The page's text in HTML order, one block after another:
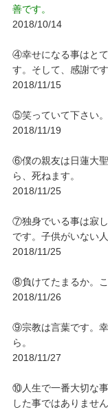
善です。
2018/10/14
④幸せになる事はと
す。そして、感謝です
2018/11/15
⑤笑っていて下さい。
2018/11/19
⑥僕の親友は日蓮大
ら、死ねます。
2018/11/25
⑦独身でいる事は寂
です。子供がいない
2018/11/25
⑧負けてたまるか。こ
2018/11/26
⑨宗教は言葉です。
ら。
2018/11/27
⑩人生で一番大切な
した事ではありません